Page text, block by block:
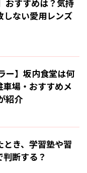
おすすめは？気持
しない愛用レンズ
ー】坂内食堂は何
車場・おすすめメ
紹介
とき、学習塾や習
断する？